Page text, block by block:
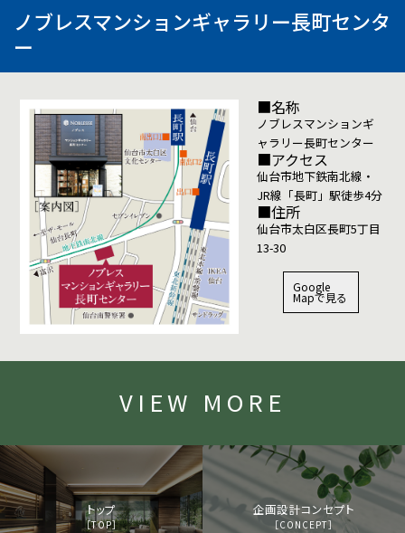
ノブレスマンションギャラリー長町センタ
ー
■名称
ノブレスマンションギ
ャラリー長町センター
■アクセス
仙台市地下鉄南北線・
JR線「長町」駅徒歩4分
■住所
仙台市太白区長町5丁目
13-30
Google
Mapで見る
VIEW MORE
トップ
［TOP］
企画設計コンセプト
［CONCEPT］